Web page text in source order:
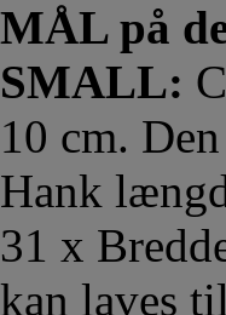
MÅL på
SMALL:
10 cm.
Hank
31 x
kan laves